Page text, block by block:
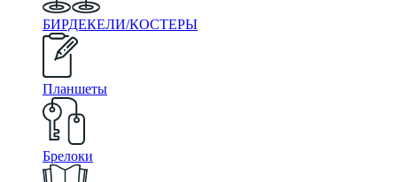
БИРДЕКЕЛИ/КОСТЕРЫ
Планшеты
Брелоки